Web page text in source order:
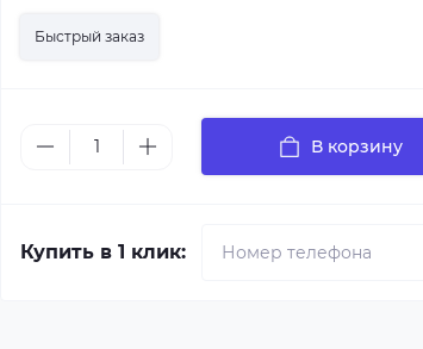
Быстрый заказ
В корзину
Купить в 1 клик: